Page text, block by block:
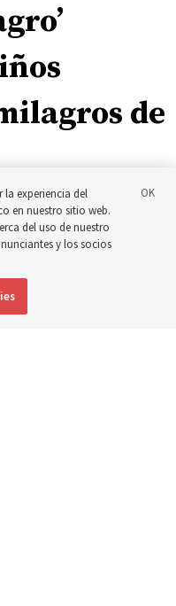
de
Edwards a escribir el
la experiencia del
en nuestro sitio web.
del uso de nuestro
y los socios